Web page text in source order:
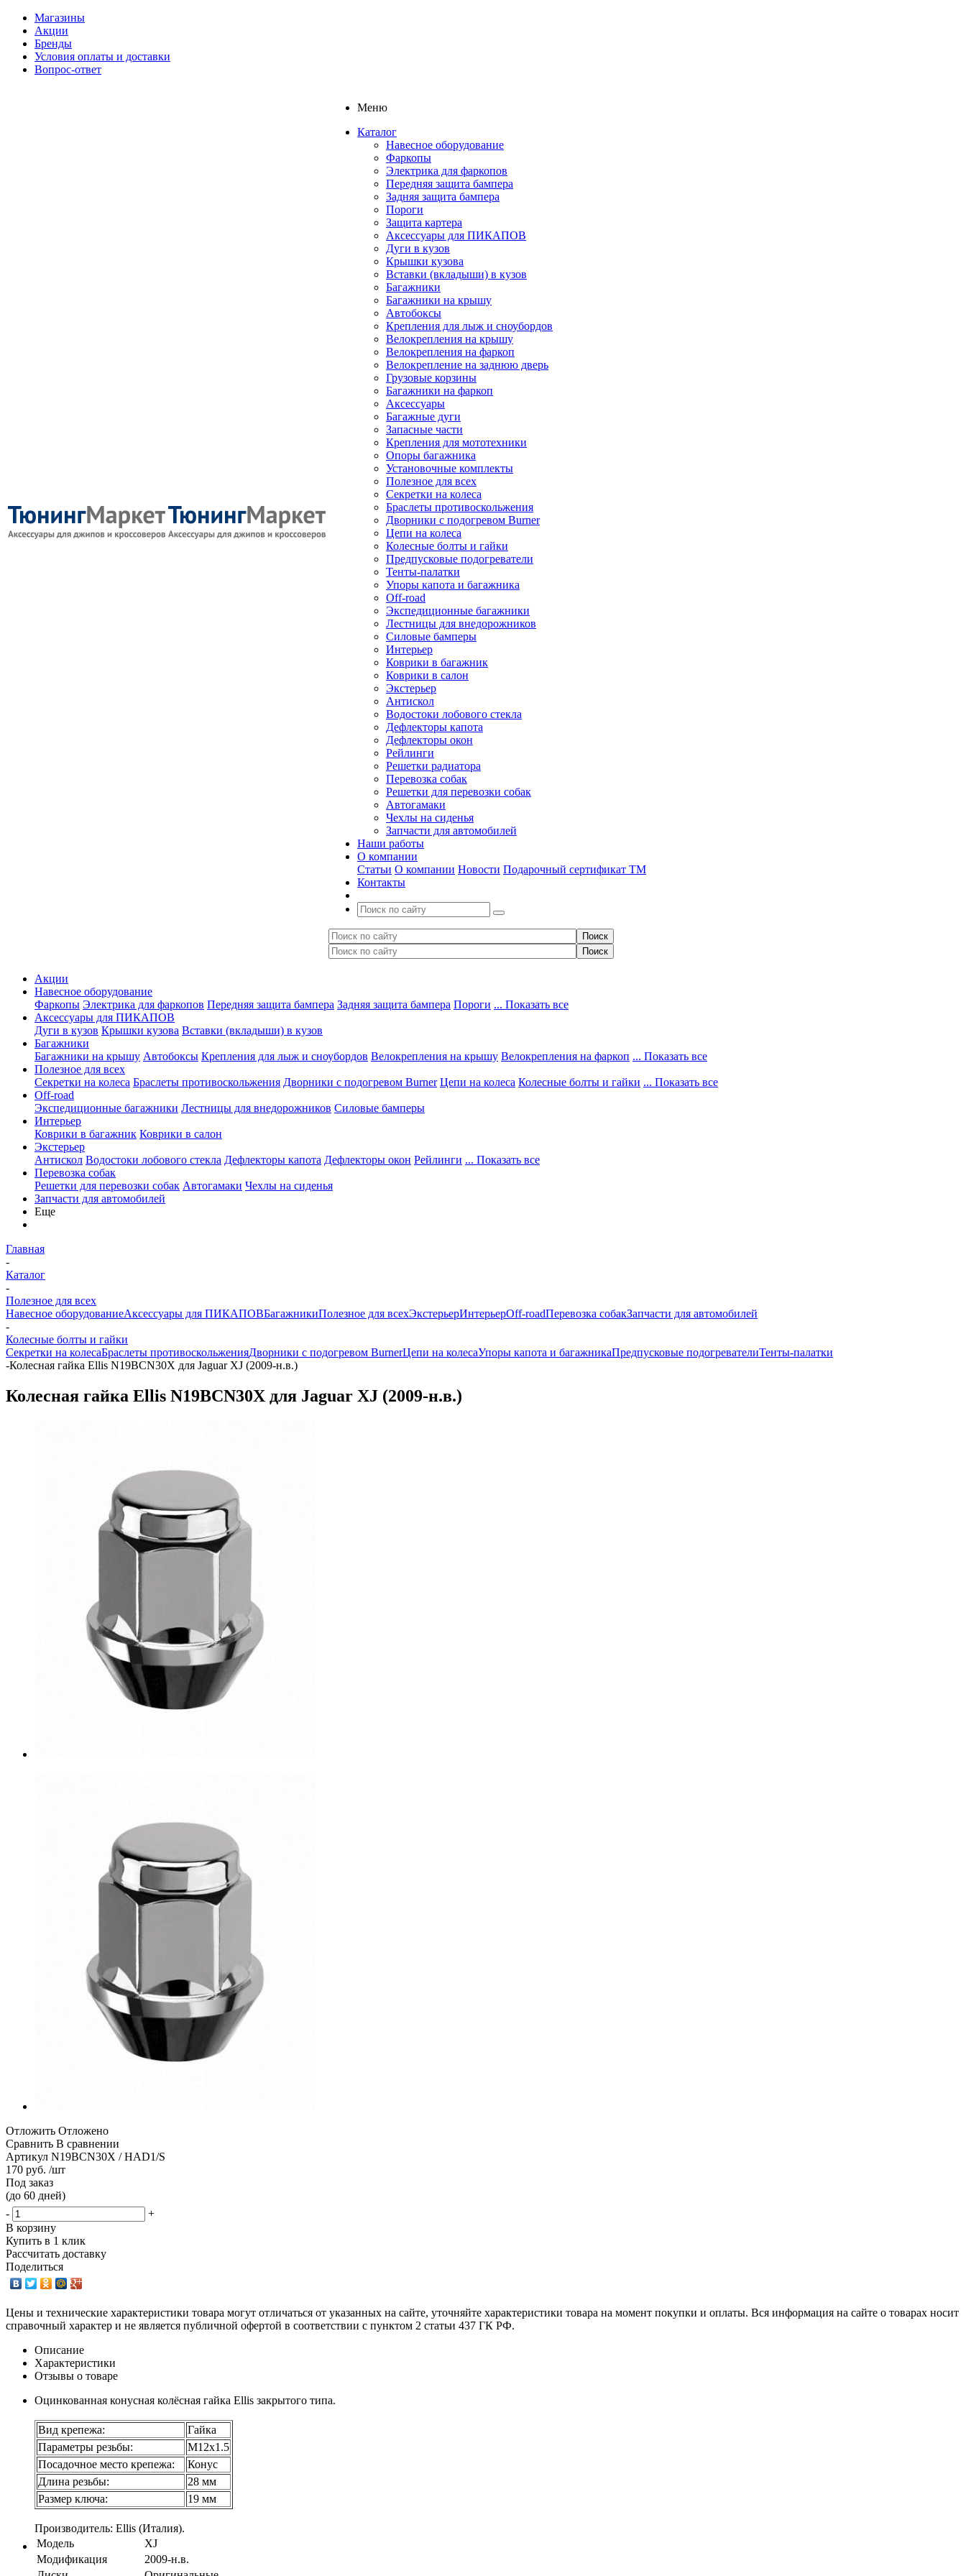
Магазины
Акции
Бренды
Условия оплаты и доставки
Вопрос-ответ
Меню
Каталог
Навесное оборудование
Фаркопы
Электрика для фаркопов
Передняя защита бампера
Задняя защита бампера
Пороги
Защита картера
Аксессуары для ПИКАПОВ
Дуги в кузов
Крышки кузова
Вставки (вкладыши) в кузов
Багажники
Багажники на крышу
Автобоксы
Крепления для лыж и сноубордов
Велокрепления на крышу
Велокрепления на фаркоп
Велокрепление на заднюю дверь
Грузовые корзины
Багажники на фаркоп
Аксессуары
Багажные дуги
Запасные части
Крепления для мототехники
Опоры багажника
Установочные комплекты
Полезное для всех
Секретки на колеса
Браслеты противоскольжения
Дворники с подогревом Burner
Цепи на колеса
Колесные болты и гайки
Предпусковые подогреватели
Тенты-палатки
Упоры капота и багажника
Off-road
Экспедиционные багажники
Лестницы для внедорожников
Силовые бамперы
Интерьер
Коврики в багажник
Коврики в салон
Экстерьер
Антискол
Водостоки лобового стекла
Дефлекторы капота
Дефлекторы окон
Рейлинги
Решетки радиатора
Перевозка собак
Решетки для перевозки собак
Автогамаки
Чехлы на сиденья
Запчасти для автомобилей
Наши работы
О компании
Статьи О компании Новости Подарочный сертификат ТМ
Контакты
Акции
Навесное оборудование
Фаркопы Электрика для фаркопов Передняя защита бампера Задняя защита бампера Пороги ... Показать все
Аксессуары для ПИКАПОВ
Дуги в кузов Крышки кузова Вставки (вкладыши) в кузов
Багажники
Багажники на крышу Автобоксы Крепления для лыж и сноубордов Велокрепления на крышу Велокрепления на фаркоп ... Показать все
Полезное для всех
Секретки на колеса Браслеты противоскольжения Дворники с подогревом Burner Цепи на колеса Колесные болты и гайки ... Показать все
Off-road
Экспедиционные багажники Лестницы для внедорожников Силовые бамперы
Интерьер
Коврики в багажник Коврики в салон
Экстерьер
Антискол Водостоки лобового стекла Дефлекторы капота Дефлекторы окон Рейлинги ... Показать все
Перевозка собак
Решетки для перевозки собак Автогамаки Чехлы на сиденья
Запчасти для автомобилей
Еще
Главная
-
Каталог
-
Полезное для всех
Навесное оборудованиеАксессуары для ПИКАПОВБагажникиПолезное для всехЭкстерьерИнтерьерOff-roadПеревозка собакЗапчасти для автомобилей
-
Колесные болты и гайки
Секретки на колесаБраслеты противоскольженияДворники с подогревом BurnerЦепи на колесаУпоры капота и багажникаПредпусковые подогревателиТенты-палатки
-Колесная гайка Ellis N19BCN30X для Jaguar XJ (2009-н.в.)
Колесная гайка Ellis N19BCN30X для Jaguar XJ (2009-н.в.)
Отложить Отложено
Сравнить В сравнении
Артикул N19BCN30X / HAD1/S
170 руб. /шт
Под заказ
(до 60 дней)
-
+
В корзину
Купить в 1 клик
Рассчитать доставку
Поделиться
Цены и технические характеристики товара могут отличаться от указанных на сайте, уточняйте характеристики товара на момент покупки и оплаты. Вся информация на сайте о товарах носит
справочный характер и не является публичной офертой в соответствии с пунктом 2 статьи 437 ГК РФ.
Описание
Характеристики
Отзывы о товаре
Оцинкованная конусная колёсная гайка Ellis закрытого типа.
Вид крепежа:
Гайка
Параметры резьбы:
М12х1.5
Посадочное место крепежа:
Конус
Длина резьбы:
28 мм
Размер ключа:
19 мм
Производитель: Ellis (Италия).
Модель
XJ
Модификация
2009-н.в.